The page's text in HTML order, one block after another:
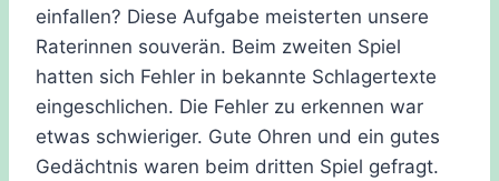
einfallen? Diese Aufgabe meisterten unsere
Raterinnen souverän. Beim zweiten Spiel
hatten sich Fehler in bekannte Schlagertexte
eingeschlichen. Die Fehler zu erkennen war
etwas schwieriger. Gute Ohren und ein gutes
Gedächtnis waren beim dritten Spiel gefragt.